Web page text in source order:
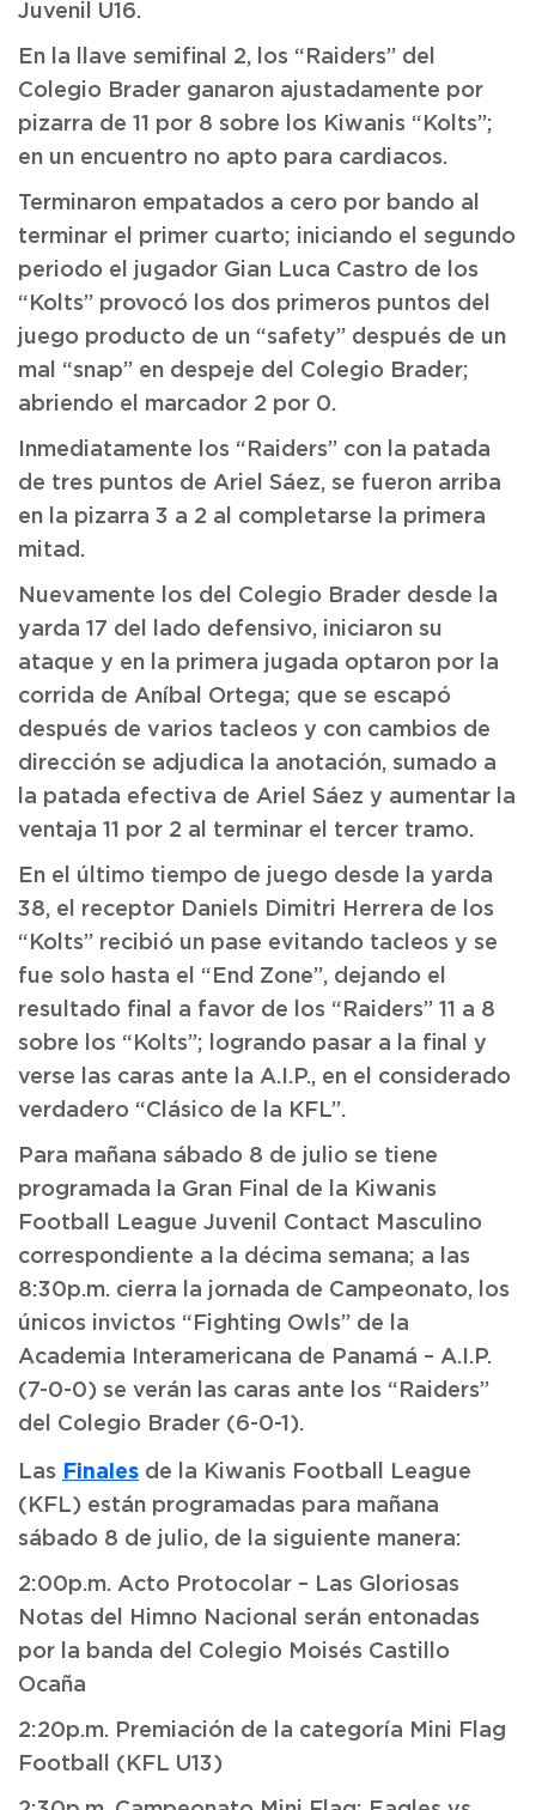
Juvenil U16.
En la llave semifinal 2, los “Raiders” del
Colegio Brader ganaron ajustadamente por
pizarra de 11 por 8 sobre los Kiwanis “Kolts”;
en un encuentro no apto para cardiacos.
Terminaron empatados a cero por bando al
terminar el primer cuarto; iniciando el segundo
periodo el jugador Gian Luca Castro de los
“Kolts” provocó los dos primeros puntos del
juego producto de un “safety” después de un
mal “snap” en despeje del Colegio Brader;
abriendo el marcador 2 por 0.
Inmediatamente los “Raiders” con la patada
de tres puntos de Ariel Sáez, se fueron arriba
en la pizarra 3 a 2 al completarse la primera
mitad.
Nuevamente los del Colegio Brader desde la
yarda 17 del lado defensivo, iniciaron su
ataque y en la primera jugada optaron por la
corrida de Aníbal Ortega; que se escapó
después de varios tacleos y con cambios de
dirección se adjudica la anotación, sumado a
la patada efectiva de Ariel Sáez y aumentar la
ventaja 11 por 2 al terminar el tercer tramo.
En el último tiempo de juego desde la yarda
38, el receptor Daniels Dimitri Herrera de los
“Kolts” recibió un pase evitando tacleos y se
fue solo hasta el “End Zone”, dejando el
resultado final a favor de los “Raiders” 11 a 8
sobre los “Kolts”; logrando pasar a la final y
verse las caras ante la A.I.P., en el considerado
verdadero “Clásico de la KFL”.
Para mañana sábado 8 de julio se tiene
programada la Gran Final de la Kiwanis
Football League Juvenil Contact Masculino
correspondiente a la décima semana; a las
8:30p.m. cierra la jornada de Campeonato, los
únicos invictos “Fighting Owls” de la
Academia Interamericana de Panamá – A.I.P.
(7-0-0) se verán las caras ante los “Raiders”
del Colegio Brader (6-0-1).
Las Finales de la Kiwanis Football League
(KFL) están programadas para mañana
sábado 8 de julio, de la siguiente manera:
2:00p.m. Acto Protocolar – Las Gloriosas
Notas del Himno Nacional serán entonadas
por la banda del Colegio Moisés Castillo
Ocaña
2:20p.m. Premiación de la categoría Mini Flag
Football (KFL U13)